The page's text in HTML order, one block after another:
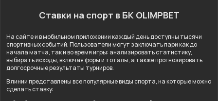
Ставки на спорт в БК OLIMPBET
На сайте и в мобильном приложении каждый день доступны тысячи
спортивных событий. Пользователи могут заключать пари как до
начала матча, так и во время игры: анализировать статистику,
выбирать исходы, включая форы и тоталы, а также прогнозировать
долгосрочные результаты турниров.
В линии представлены все популярные виды спорта, на которые можно
сделать ставку: